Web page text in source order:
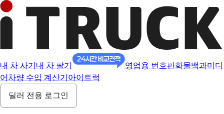
내 차 사기 내 차 팔기 영업용 번호판화물백과미디
어 차량 수입 계산기 아이트럭
딜러 전용 로그인